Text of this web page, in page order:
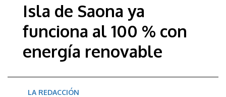
Isla de Saona ya
funciona al 100 % con
energía renovable
LA REDACCIÓN